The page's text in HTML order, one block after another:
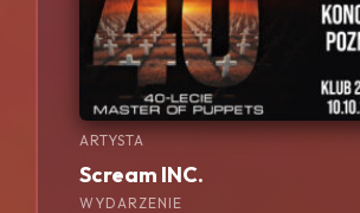
ARTYSTA
Scream INC.
WYDARZENIE